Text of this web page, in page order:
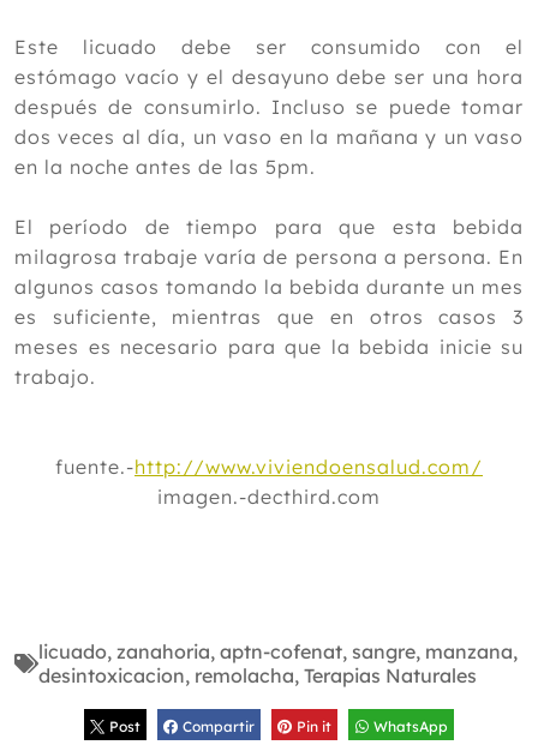
Este licuado debe ser consumido con el
estómago vacío y el desayuno debe ser una hora
después de consumirlo. Incluso se puede tomar
dos veces al día, un vaso en la mañana y un vaso
en la noche antes de las 5pm.
El período de tiempo para que esta bebida
milagrosa trabaje varía de persona a persona. En
algunos casos tomando la bebida durante un mes
es suficiente, mientras que en otros casos 3
meses es necesario para que la bebida inicie su
trabajo.
fuente.-http://www.viviendoensalud.com/
imagen.-decthird.com
licuado, zanahoria, aptn-cofenat, sangre, manzana,
desintoxicacion, remolacha, Terapias Naturales
Post Compartir Pin it WhatsApp